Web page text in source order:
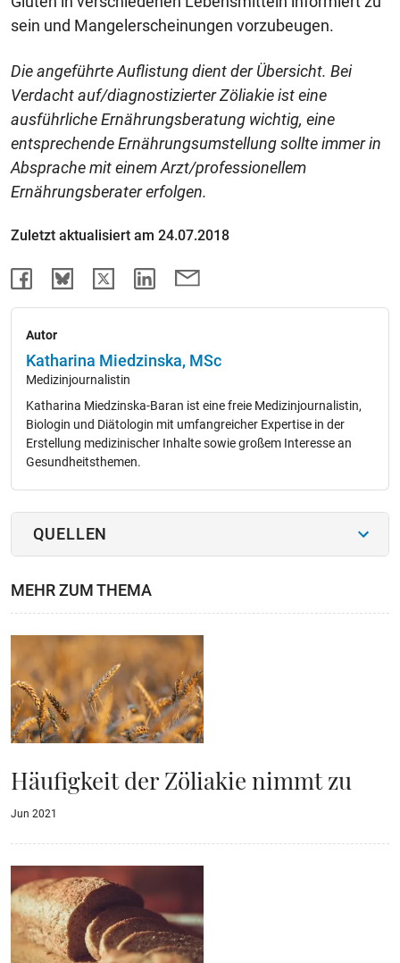
sein und Mangelerscheinungen vorzubeugen.
Die angeführte Auflistung dient der Übersicht. Bei
Verdacht auf/diagnostizierter Zöliakie ist eine
ausführliche Ernährungsberatung wichtig, eine
entsprechende Ernährungsumstellung sollte immer in
Absprache mit einem Arzt/professionellem
Ernährungsberater erfolgen.
Zuletzt aktualisiert am 24.07.2018
Autor
Katharina Miedzinska, MSc
Medizinjournalistin
Katharina Miedzinska-Baran ist eine freie Medizinjournalistin,
Biologin und Diätologin mit umfangreicher Expertise in der
Erstellung medizinischer Inhalte sowie großem Interesse an
Gesundheitsthemen.
QUELLEN
MEHR ZUM THEMA
Häufigkeit der Zöliakie nimmt zu
Jun 2021